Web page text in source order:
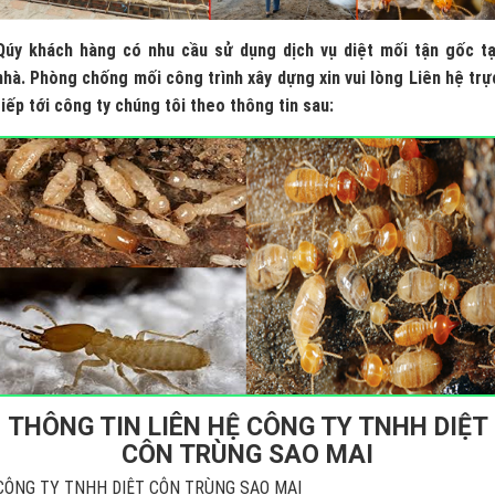
khách hàng có nhu cầu sử dụng dịch vụ diệt mối tận gốc
Phòng chống mối công trình xây dựng xin vui lòng Liên hệ
tới công ty chúng tôi theo thông tin sau:
THÔNG TIN LIÊN HỆ CÔNG TY TNHH DIỆT
CÔN TRÙNG SAO MAI
TY TNHH DIỆT CÔN TRÙNG SAO MAI